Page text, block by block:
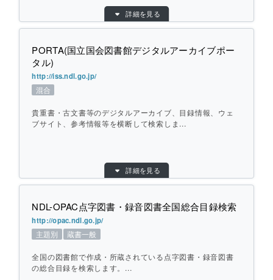
選択できます。
個別ページを開く
蔵書一般
提供元： 株式会社カーリル
地域：
横断方式：
ひとこと紹介： 日本最大の図書館蔵書検索サイト。 全国の
公共図書館、大学図書館、専門図書館を横
個別ページを開く
詳細を見る
PORTA(国立国会図書館デジタルアーカイブポー
タル)
http://iss.ndl.go.jp/
混合
貴重書・古文書等のデジタルアーカイブ、目録情報、ウェ
ブサイト、参考情報等を横断して検索しま...
提供元： 国立国会図書館
対象館数： 178
地域： その他
横断方式： 対象のデータベースを横断して検索
ひとこと紹介：
詳細を見る
NDL-OPAC点字図書・録音図書全国総合目録検索
http://opac.ndl.go.jp/
主題別 蔵書一般
全国の図書館で作成・所蔵されている点字図書・録音図書
の総合目録を検索します。...